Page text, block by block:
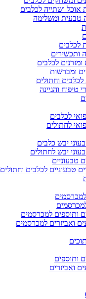
אוכל ושתייה לכלבים
טבעית ומשלימה
לכלבים
ותכשירים
לכלבים
ומברשות
לכלבים וחתולים
טיפוח והגיינה
לכלבים
לחתולים
יבש כלבים
יבש לחתולים
טבעוניים
טבעוניים לכלבים וחתולים
ותוספים למכרסמים
ואביזרים למכרסמים
ותוספים
ואביזרים